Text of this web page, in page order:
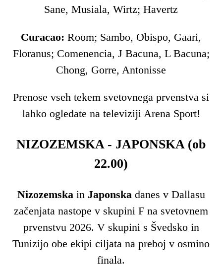
Sane, Musiala, Wirtz; Havertz
Curacao: Room; Sambo, Obispo, Gaari,
Floranus; Comenencia, J Bacuna, L Bacuna;
Chong, Gorre, Antonisse
Prenose vseh tekem svetovnega prvenstva si
lahko ogledate na televiziji Arena Sport!
NIZOZEMSKA - JAPONSKA (ob
22.00)
Nizozemska inJaponskadanes v Dallasu
začenjata nastope v skupini F na svetovnem
prvenstvu 2026. V skupini s Švedsko in
Tunizijo obe ekipi ciljata na preboj v osmino
finala.